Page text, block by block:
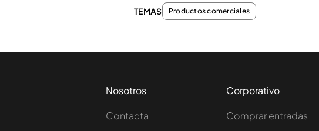
TEMAS Productos comerciales
Nosotros
Contacta
Corporativo
Comprar entradas